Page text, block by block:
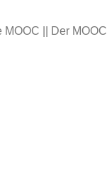
MOOC || Der MOOC